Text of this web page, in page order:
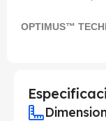
OPTIMUS™